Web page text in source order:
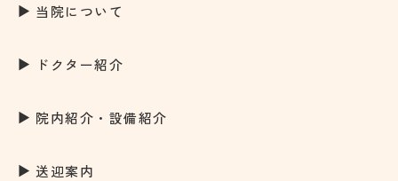
当院について
ドクター紹介
院内紹介・設備紹介
送迎案内